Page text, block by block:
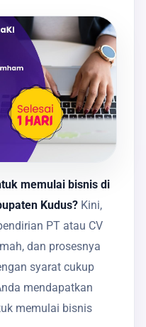
memulai bisnis di
Kudus? Kini,
PT atau CV
dan prosesnya
syarat cukup
mendapatkan
memulai bisnis